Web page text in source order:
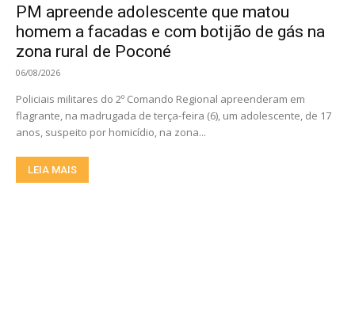
PM apreende adolescente que matou
homem a facadas e com botijão de gás na
zona rural de Poconé
06/08/2026
Policiais militares do 2º Comando Regional apreenderam em
flagrante, na madrugada de terça-feira (6), um adolescente, de 17
anos, suspeito por homicídio, na zona...
LEIA MAIS